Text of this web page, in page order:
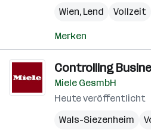
Wien, Lend Vollzeit
Merken
Controlling
Miele GesmbH
Heute veröffentlicht
Wals-Siezenheim